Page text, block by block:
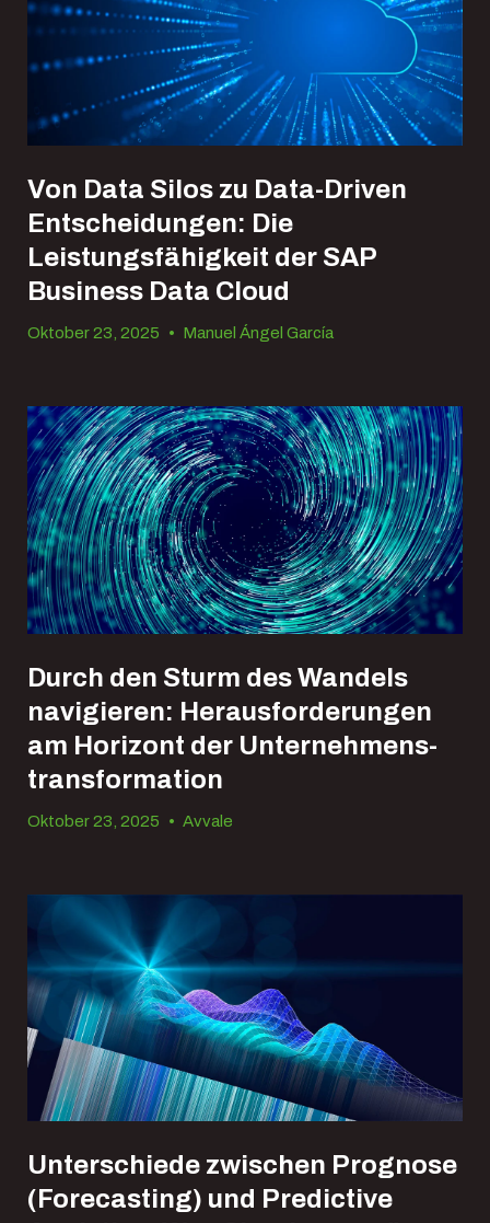
Von Data Silos zu Data-Driven
Entscheidungen: Die
Leistungsfähigkeit der SAP
Business Data Cloud
Oktober 23, 2025 • Manuel Ángel García
Durch den Sturm des Wandels
navigieren: Herausforderungen
am Horizont der Unternehmens­
transformation
Oktober 23, 2025 • Avvale
Unterschiede zwischen Prognose
(Forecasting) und Predictive